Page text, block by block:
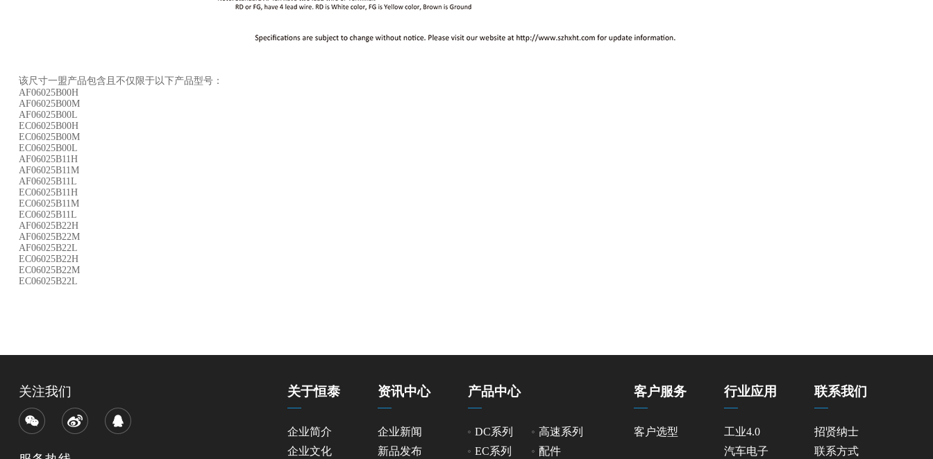
该尺寸一盟产品包含且不仅限于以下产品型号：
AF06025B00H
AF06025B00M
AF06025B00L
EC06025B00H
EC06025B00M
EC06025B00L
AF06025B11H
AF06025B11M
AF06025B11L
EC06025B11H
EC06025B11M
EC06025B11L
AF06025B22H
AF06025B22M
AF06025B22L
EC06025B22H
EC06025B22M
EC06025B22L
关于恒泰
企业简介
企业文化
资讯中心
企业新闻
新品发布
产品中心
DC系列
EC系列
高速系列
配件
客户服务
客户选型
行业应用
工业4.0
汽车电子
联系我们
招贤纳士
联系方式
关注我们